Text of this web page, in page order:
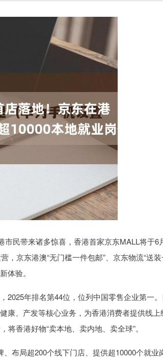
民带来诸多惊喜，香港首家京东MALL将于6
，京东港澳“无门槛一件包邮”、京东物流“送装
体验。
2025年排名第44位，位列中国零售企业第一。
康、产发等核心业务，为香港消费者提供线上
香港好物“卖本地、卖内地、卖全球”。
布局超200个线下门店、提供超10000个就业